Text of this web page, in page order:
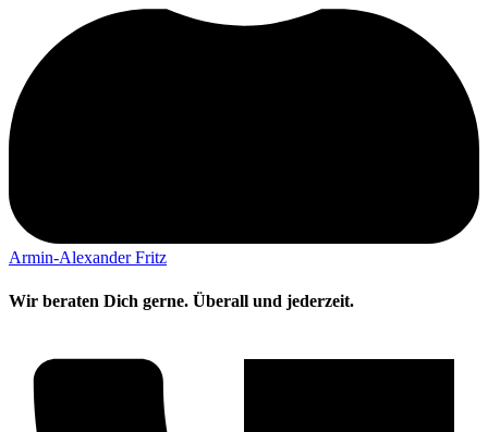
Armin-Alexander Fritz
Wir beraten Dich gerne. Überall und jederzeit.